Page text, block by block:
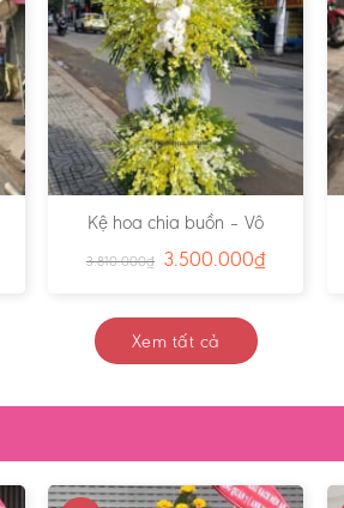
Kệ hoa chia buồn – Vô
Thường – Ms:3844
3.810.000₫ 3.500.000₫
Xem tất cả